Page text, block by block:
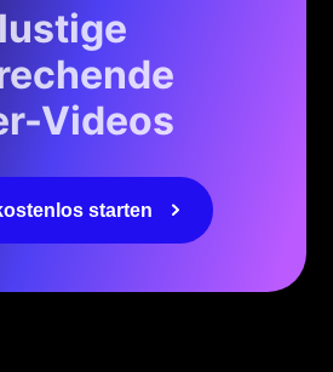
lustige
Videos
starten